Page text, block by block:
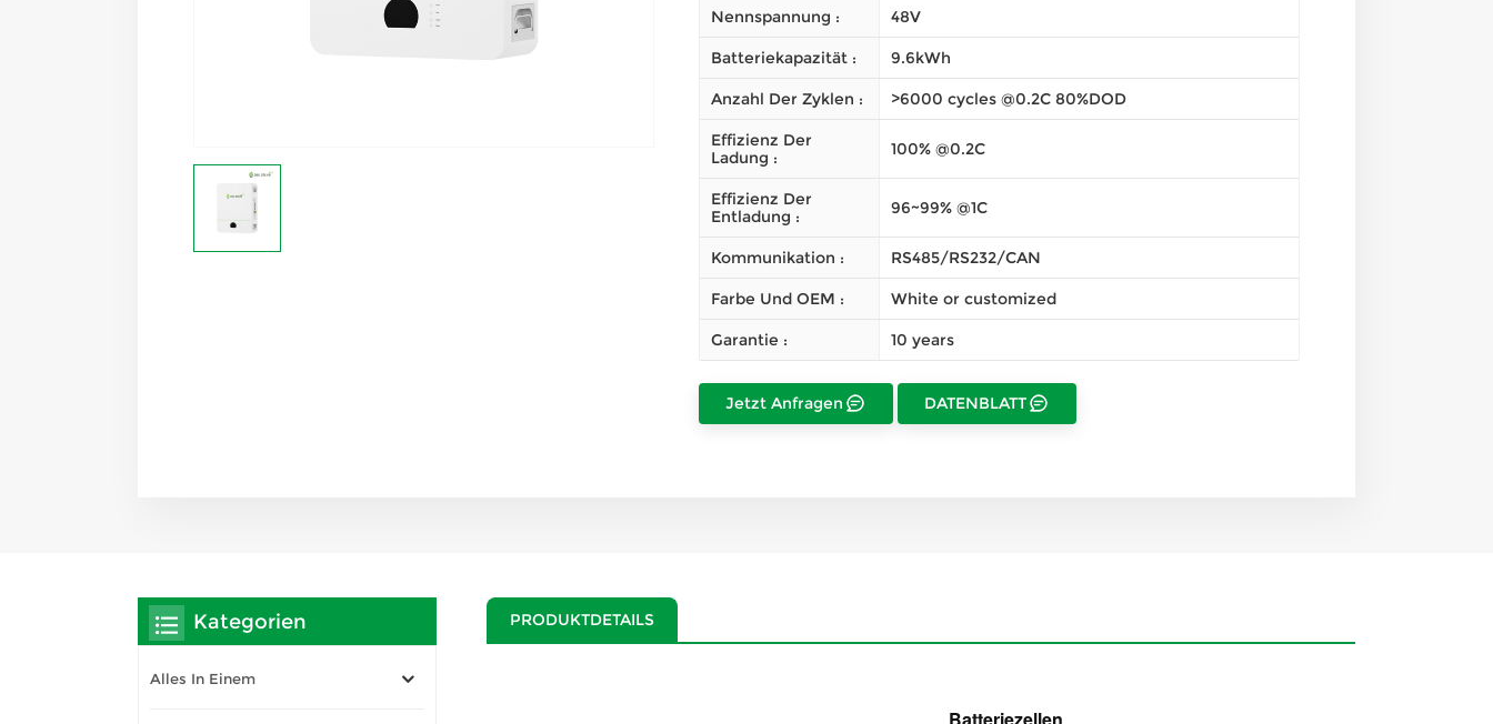
Nennspannung : 48V
Batteriekapazität : 9.6kWh
Anzahl Der Zyklen : >6000 cycles @0.2C 80%DOD
Effizienz Der
Ladung :
100% @0.2C
Effizienz Der
Entladung :
96~99% @1C
Kommunikation : RS485/RS232/CAN
Farbe Und OEM : White or customized
Garantie : 10 years
Jetzt Anfragen DATENBLATT
PRODUKTDETAILS
Kategorien
Alles In Einem